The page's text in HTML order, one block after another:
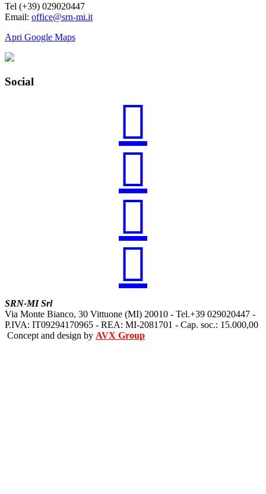
Tel (+39) 029020447
Email: office@srn-mi.it
Apri Google Maps
Social




SRN-MI Srl
Via Monte Bianco, 30 Vittuone (MI) 20010 - Tel.+39 029020447 -
P.IVA: IT09294170965 - REA: MI-2081701 - Cap. soc.: 15.000,00
Concept and design by AVX Group